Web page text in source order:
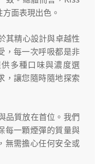
面表現出色。
其精心設計與卓越性
，每一次呼吸都是非
多種口味與濃度選
，讓您隨時隨地探索
品質放在首位。我們
每一顆煙彈的質量與
無需擔心任何安全或